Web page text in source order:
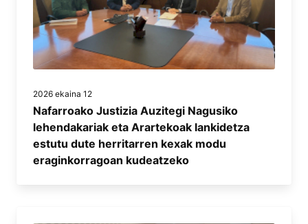
2026 ekaina 12
Nafarroako Justizia Auzitegi Nagusiko
lehendakariak eta Arartekoak lankidetza
estutu dute herritarren kexak modu
eraginkorragoan kudeatzeko